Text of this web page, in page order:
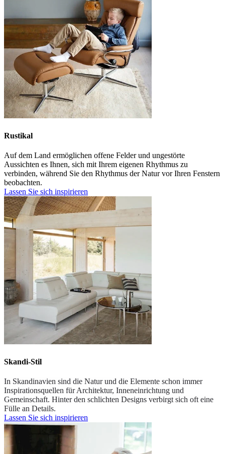
Rustikal
Auf dem Land ermöglichen offene Felder und ungestörte
Aussichten es Ihnen, sich mit Ihrem eigenen Rhythmus zu
verbinden, während Sie den Rhythmus der Natur vor Ihren Fenstern
beobachten.
Lassen Sie sich inspirieren
Skandi-Stil
In Skandinavien sind die Natur und die Elemente schon immer
Inspirationsquellen für Architektur, Inneneinrichtung und
Gemeinschaft. Hinter den schlichten Designs verbirgt sich oft eine
Fülle an Details.
Lassen Sie sich inspirieren